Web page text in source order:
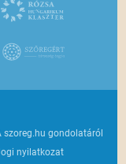
szoreg.hu gondolatáról
nyilatkozat